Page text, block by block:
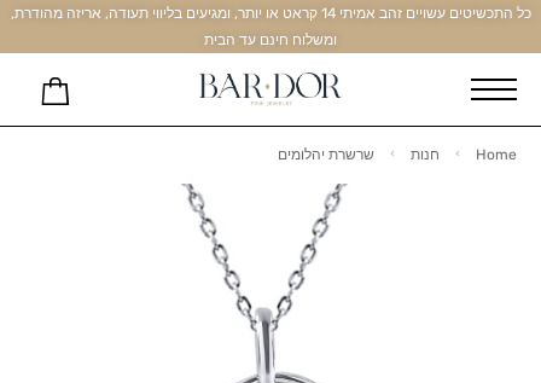
כל התכשיטים עשויים זהב אמיתי 14 קראט או יותר, ומגיעים בליווי תעודה, אריזה מהודרת,
ומשלוח חינם עד הבית
Home חנות שרשרת יהלומים